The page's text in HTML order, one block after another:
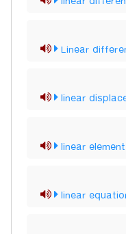
Linear
linear
linear element
linear